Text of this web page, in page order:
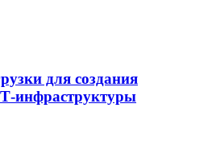
для создания
инфраструктуры